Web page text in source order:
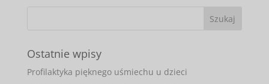
Ostatnie wpisy
Profilaktyka pięknego uśmiechu u dzieci